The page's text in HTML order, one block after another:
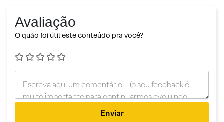
Avaliação
O quão foi útil este conteúdo pra você?
Enviar